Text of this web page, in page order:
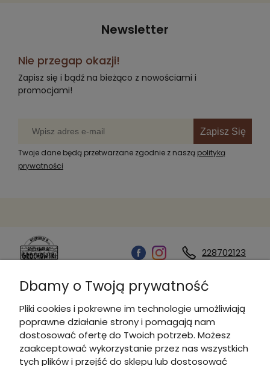
Newsletter
Nie przegap okazji!
Zapisz się i bądź na bieżąco z nowościami i
promocjami!
Zapisz Się
Twoje dane będą przetwarzane zgodnie z naszą polityką
prywatności
228702123
Kontakt
Informacje
Dbamy o Twoją prywatność
Pliki cookies i pokrewne im technologie umożliwiają
poprawne działanie strony i pomagają nam
dostosować ofertę do Twoich potrzeb. Możesz
zaakceptować wykorzystanie przez nas wszystkich
tych plików i przejść do sklepu lub dostosować